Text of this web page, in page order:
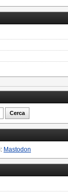
Mastodon